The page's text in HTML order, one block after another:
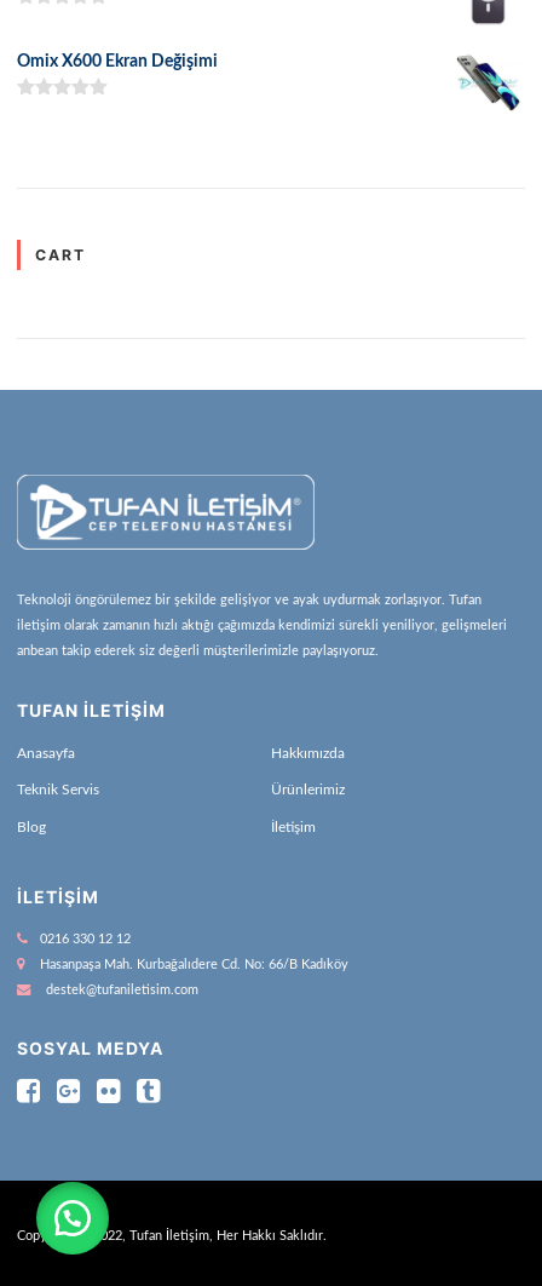
Omix X600 Ekran Değişimi
CART
Teknoloji öngörülemez bir şekilde gelişiyor ve ayak uydurmak zorlaşıyor. Tufan
iletişim olarak zamanın hızlı aktığı çağımızda kendimizi sürekli yeniliyor, gelişmeleri
anbean takip ederek siz değerli müşterilerimizle paylaşıyoruz.
TUFAN İLETİŞİM
Anasayfa Hakkımızda
Teknik Servis Ürünlerimiz
Blog İletişim
İLETIŞIM
0216 330 12 12
Hasanpaşa Mah. Kurbağalıdere Cd. No: 66/B Kadıköy
destek@tufaniletisim.com
SOSYAL MEDYA
Copyright © 2022, Tufan İletişim, Her Hakkı Saklıdır.